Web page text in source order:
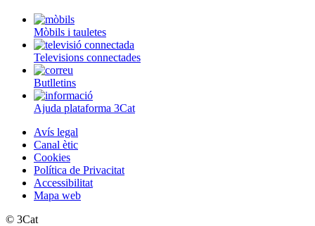
Mòbils i tauletes
Televisions connectades
Butlletins
Ajuda plataforma 3Cat
Avís legal
Canal ètic
Cookies
Política de Privacitat
Accessibilitat
Mapa web
© 3Cat